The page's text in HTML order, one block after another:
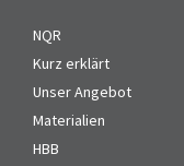
NQR
Kurz erklärt
Unser Angebot
Materialien
HBB